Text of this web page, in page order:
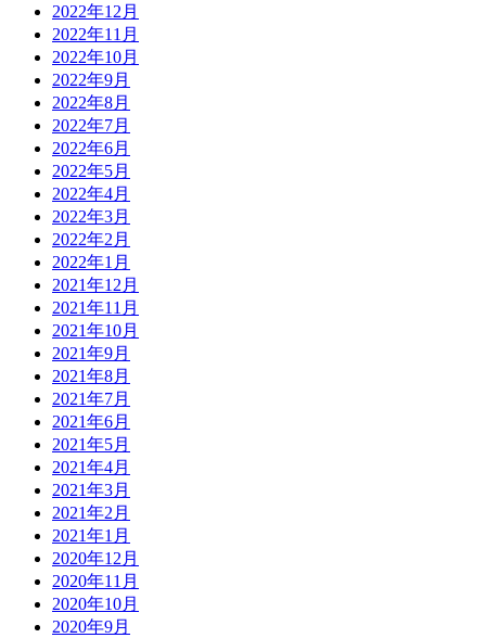
2022年12月
2022年11月
2022年10月
2022年9月
2022年8月
2022年7月
2022年6月
2022年5月
2022年4月
2022年3月
2022年2月
2022年1月
2021年12月
2021年11月
2021年10月
2021年9月
2021年8月
2021年7月
2021年6月
2021年5月
2021年4月
2021年3月
2021年2月
2021年1月
2020年12月
2020年11月
2020年10月
2020年9月